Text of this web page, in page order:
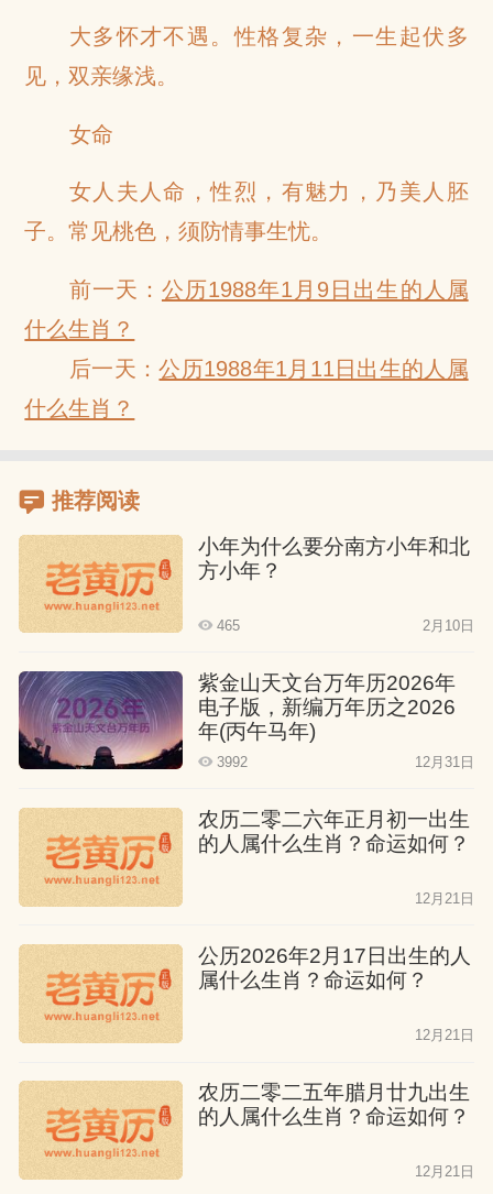
大多怀才不遇。性格复杂，一生起伏多
见，双亲缘浅。
女命
女人夫人命，性烈，有魅力，乃美人胚
子。常见桃色，须防情事生忧。
前一天： 公历1988年1月9日出生的人属
什么生肖？
后一天：公历1988年1月11日出生的人属
什么生肖？
推荐阅读
小年为什么要分南方小年和北
方小年？
465 2月10日
紫金山天文台万年历2026年
电子版，新编万年历之2026
年(丙午马年)
3992 12月31日
农历二零二六年正月初一出生
的人属什么生肖？命运如何？
12月21日
公历2026年2月17日出生的人
属什么生肖？命运如何？
12月21日
农历二零二五年腊月廿九出生
的人属什么生肖？命运如何？
12月21日